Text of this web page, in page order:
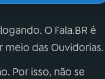
O Fala.BR é
das Ouvidorias.
Por isso, não se